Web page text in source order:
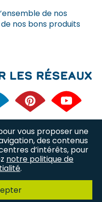
de nos
nos bons produits
les réseaux
Nos métiers
Plan du site
Contact
vous proposer une
des contenus
d’intérêts, pour
notre politique de
.